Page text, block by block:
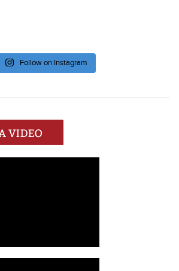
Follow on Instagram